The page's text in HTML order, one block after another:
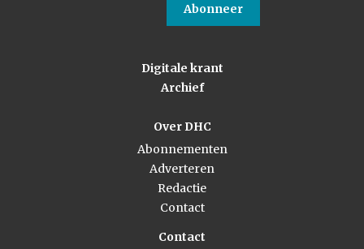
Abonneer
Digitale krant
Archief
Over DHC
Abonnementen
Adverteren
Redactie
Contact
Contact